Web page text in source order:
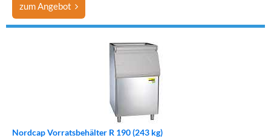
zum Angebot
Nordcap Vorratsbehälter R 190 (243 kg)